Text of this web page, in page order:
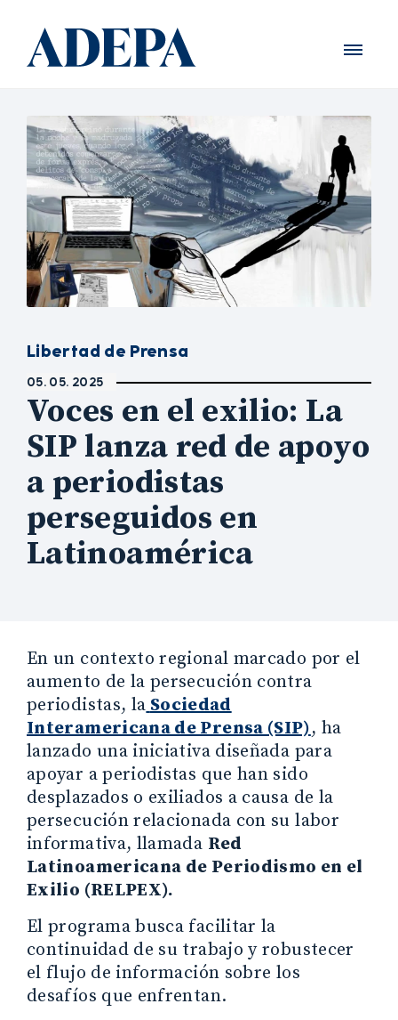
Libertad de Prensa
05. 05. 2025
Voces en el exilio: La
SIP lanza red de apoyo
a periodistas
perseguidos en
Latinoamérica
En un contexto regional marcado por el
aumento de la persecución contra
periodistas, la Sociedad
Interamericana de Prensa (SIP), ha
lanzado una iniciativa diseñada para
apoyar a periodistas que han sido
desplazados o exiliados a causa de la
persecución relacionada con su labor
informativa, llamada Red
Latinoamericana de Periodismo en el
Exilio (RELPEX).
El programa busca facilitar la
continuidad de su trabajo y robustecer
el flujo de información sobre los
desafíos que enfrentan.